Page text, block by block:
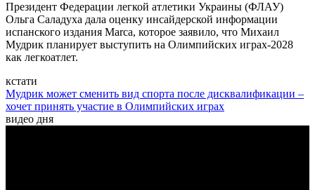
Президент Федерации легкой атлетики Украины (ФЛАУ)
Ольга Саладуха дала оценку инсайдерской информации
испанского издания Marca, которое заявило, что Михаил
Мудрик планирует выступить на Олимпийских играх-2028
как легкоатлет.
кстати
Мудрик может сменить вид спорта после дисквалификации –
хочет принять участие в Олимпийских играх
видео дня